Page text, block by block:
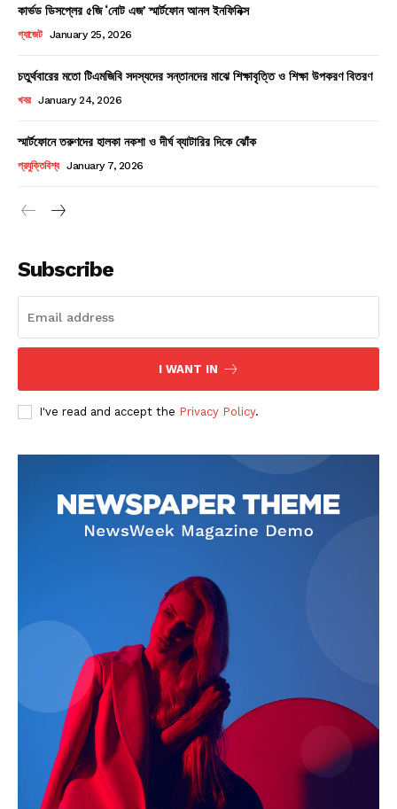
কার্ভড ডিসপ্লের ৫জি ‘নোট এজ’ স্মার্টফোন আনল ইনফিনিক্স
গ্যাজেট January 25, 2026
চতুর্থবারের মতো টিএমজিবি সদস্যদের সন্তানদের মাঝে শিক্ষাবৃত্তি ও শিক্ষা উপকরণ বিতরণ
খবর January 24, 2026
স্মার্টফোনে তরুণদের হালকা নকশা ও দীর্ঘ ব্যাটারির দিকে ঝোঁক
প্রযুক্তিবিশ্ব January 7, 2026
Subscribe
I WANT IN
I've read and accept the Privacy Policy.